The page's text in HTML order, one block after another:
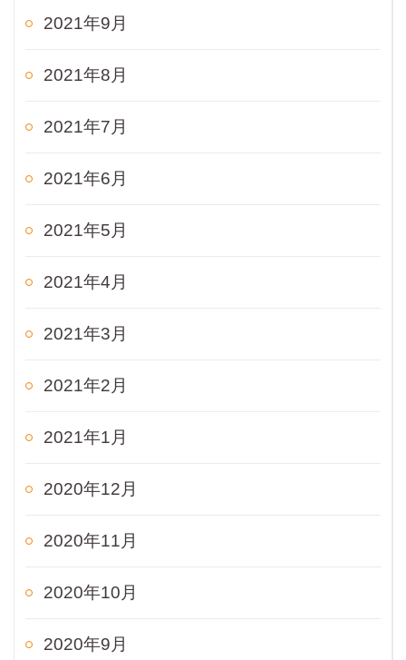
2021年9月
2021年8月
2021年7月
2021年6月
2021年5月
2021年4月
2021年3月
2021年2月
2021年1月
2020年12月
2020年11月
2020年10月
2020年9月